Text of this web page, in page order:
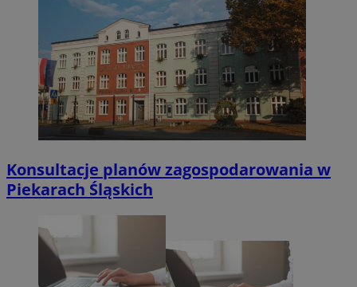
Konsultacje planów zagospodarowania w
Piekarach Śląskich